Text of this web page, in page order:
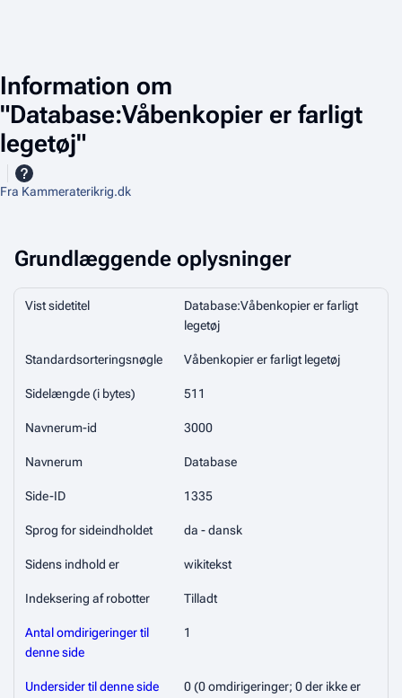
Information om
"Database:Våbenkopier er farligt
legetøj"
Fra Kammeraterikrig.dk
Grundlæggende oplysninger
Vist sidetitel
Database:Våbenkopier er farligt
legetøj
Standardsorteringsnøgle Våbenkopier er farligt legetøj
Sidelængde (i bytes) 511
Navnerum-id 3000
Navnerum Database
Side-ID 1335
Sprog for sideindholdet da - dansk
Sidens indhold er wikitekst
Indeksering af robotter Tilladt
Antal omdirigeringer til
denne side
1
Undersider til denne side
0 (0 omdirigeringer; 0 der ikke er